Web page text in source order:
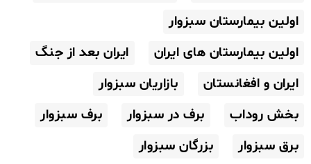
اولین بیمارستان سبزوار
اولین بیمارستان های ایران
ایران بعد از جنگ
ایران و افغانستان
بازاریان سبزوار
بخش روداب
برف در سبزوار
برف سبزوار
برق سبزوار
بزرگان سبزوار